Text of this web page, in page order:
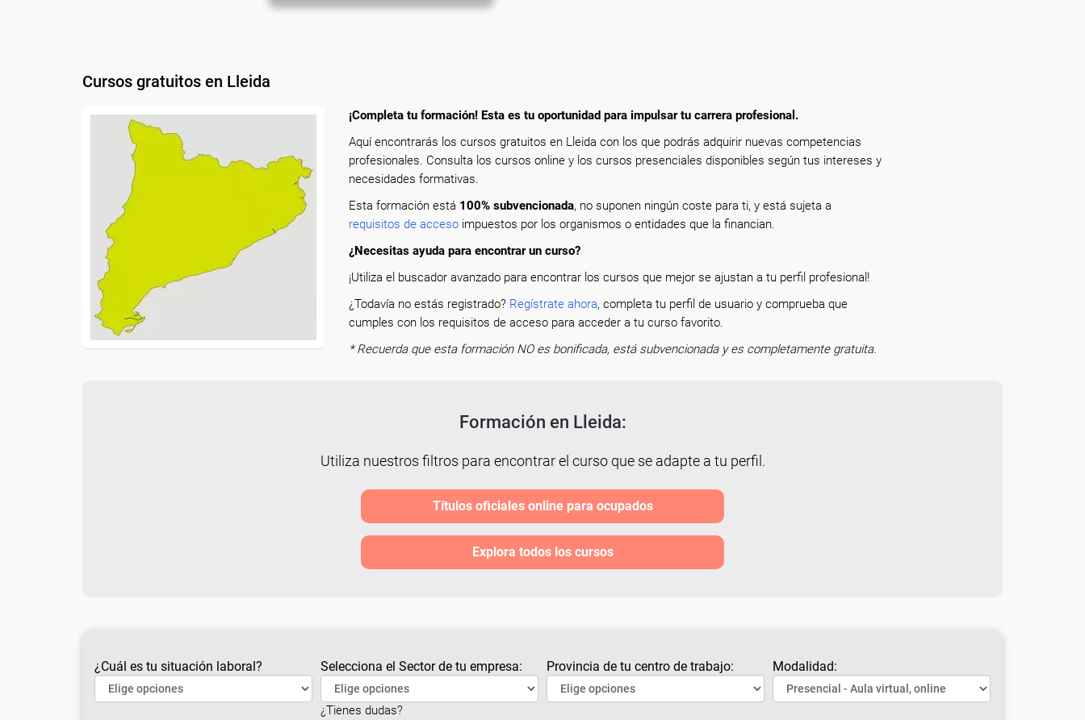
Cursos gratuitos en Lleida
¡Completa tu formación! Esta es tu oportunidad para impulsar tu carrera profesional.
Aquí encontrarás los cursos gratuitos en Lleida con los que podrás adquirir nuevas competencias
profesionales. Consulta los cursos online y los cursos presenciales disponibles según tus intereses y
necesidades formativas.
Esta formación está 100% subvencionada, no suponen ningún coste para ti, y está sujeta a
requisitos de acceso impuestos por los organismos o entidades que la financian.
¿Necesitas ayuda para encontrar un curso?
¡Utiliza el buscador avanzado para encontrar los cursos que mejor se ajustan a tu perfil profesional!
¿Todavía no estás registrado? Regístrate ahora, completa tu perfil de usuario y comprueba que
cumples con los requisitos de acceso para acceder a tu curso favorito.
* Recuerda que esta formación NO es bonificada, está subvencionada y es completamente gratuita.
Formación en Lleida:
Utiliza nuestros filtros para encontrar el curso que se adapte a tu perfil.
Títulos oficiales online para ocupados
Explora todos los cursos
¿Cuál es tu situación laboral? Selecciona el Sector de tu empresa:
¿Tienes dudas?
Provincia de tu centro de trabajo: Modalidad: